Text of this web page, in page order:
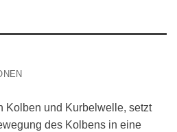
Kolben und Kurbelwelle, setzt
des Kolbens in eine